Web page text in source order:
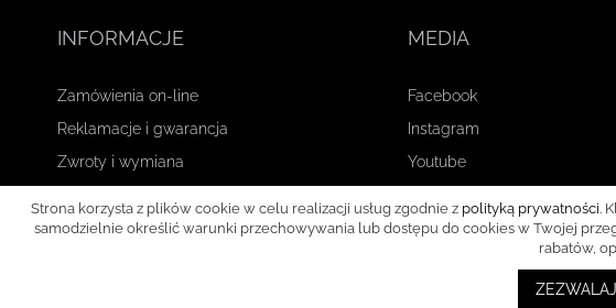
INFORMACJE
Zamówienia on-line
Reklamacje i gwarancja
Zwroty i wymiana
Regulamin sklepu
MEDIA
Facebook
Instagram
Youtube
Strona korzysta z plików cookie w celu realizacji usług zgodnie z polityką prywatności.
samodzielnie określić warunki przechowywania lub dostępu do cookies w Twojej
rabatów,